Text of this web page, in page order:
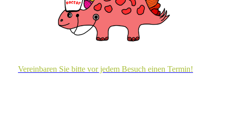
Vereinbaren Sie bitte vor jedem Besuch einen Termin!